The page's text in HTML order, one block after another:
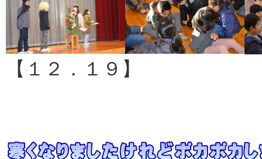
【１２．１９】